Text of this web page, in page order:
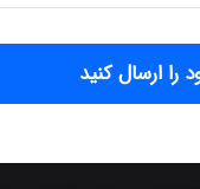
و
ن
ا
را ارسال کنید